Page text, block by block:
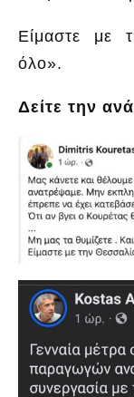
Είμαστε με
όλο».
Δείτε την